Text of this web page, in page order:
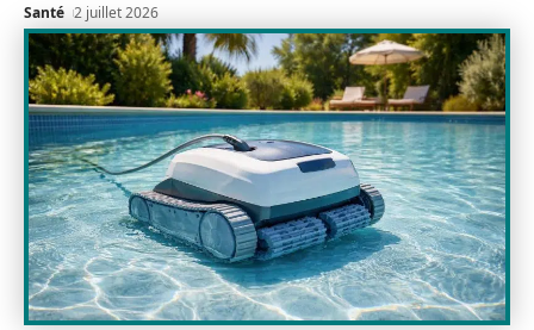
Santé 2 juillet 2026